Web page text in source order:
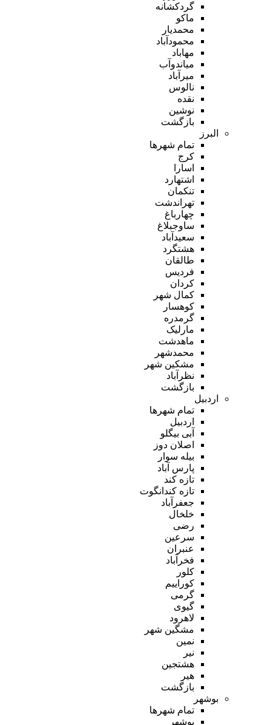
گردکشانه
ماکو
محمدیار
محمودآباد
مهاباد
میاندوآب
میرآباد
نالوس
نقده
نوشین
بازگشت
البرز
تمام شهر‌ها
کرج
اسارا
اشتهارد
تنکمان
تهراندشت
چهارباغ
ساوجبلاغ
سعیدآباد
هشتگرد
طالقان
فردیس
کردان
کمال شهر
کوهسار
گرمدره
مارلیک
ماهدشت
محمدشهر
مشکین شهر
نظرآباد
بازگشت
اردبیل
تمام شهر‌ها
اردبیل
آبی بیگلو
اصلان دوز
بیله سوار
پارس آباد
تازه کند
تازه کندانگوت
جعفرآباد
خلخال
رضی
سرعین
عنبران
فخرآباد
کلور
کوراییم
گرمی
گیوی
لاهرود
مشگین شهر
نمین
نیر
هشتجین
هیر
بازگشت
بوشهر
تمام شهر‌ها
بوشهر